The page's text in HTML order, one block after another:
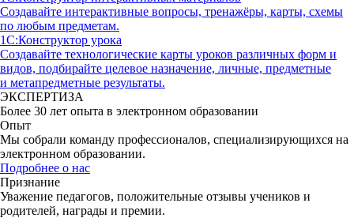
Создавайте интерактивные вопросы, тренажёры, карты, схемы
по любым предметам.
1С:Конструктор урока
Создавайте технологические карты уроков различных форм и
видов, подбирайте целевое назначение, личные, предметные
и метапредметные результаты.
ЭКСПЕРТИЗА
Более 30 лет опыта в электронном образовании
Опыт
Мы собрали команду профессионалов, специализирующихся на
электронном образовании.
Подробнее о нас
Признание
Уважение педагогов, положительные отзывы учеников и
родителей, награды и премии.